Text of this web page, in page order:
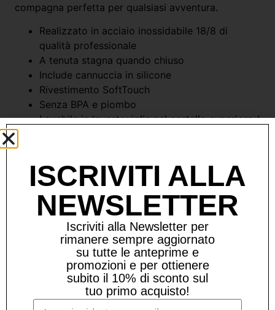
compagna perfetta per qualsiasi avventura.
Realizzato in acciaio inossidabile 18/8 di
qualità professionale
A tenuta stagna quando chiuso
Include cannuccia in silicone
Rivestimento SoftTouch
Senza BPA e piombo
Lavabile in lavastoviglie nel cestello superiore /
Prodotti Correlati
ISCRIVITI ALLA
NEWSLETTER
Iscriviti alla Newsletter per
rimanere sempre aggiornato
su tutte le anteprime e
promozioni e per ottienere
subito il 10% di sconto sul
tuo primo acquisto!